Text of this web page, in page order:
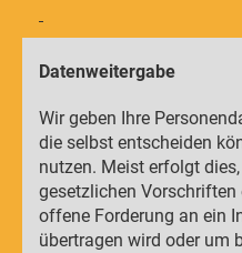
Datenweitergabe
Wir geben Ihre
die selbst entscheiden
nutzen. Meist erfolgt
gesetzlichen
offene Forderung an ein
übertragen wird oder um